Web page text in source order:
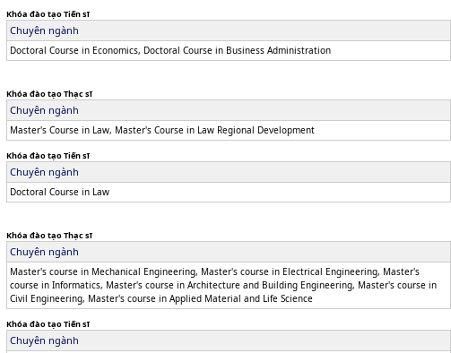
Khóa đào tạo Tiến sĩ
Chuyên ngành
Doctoral Course in Economics, Doctoral Course in Business Administration
Khóa đào tạo Thạc sĩ
Chuyên ngành
Master's Course in Law, Master's Course in Law Regional Development
Khóa đào tạo Tiến sĩ
Chuyên ngành
Doctoral Course in Law
Khóa đào tạo Thạc sĩ
Chuyên ngành
Master's course in Mechanical Engineering, Master's course in Electrical Engineering, Master's
course in Informatics, Master's course in Architecture and Building Engineering, Master's course in
Civil Engineering, Master's course in Applied Material and Life Science
Khóa đào tạo Tiến sĩ
Chuyên ngành